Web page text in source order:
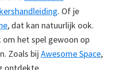
. Of je
, dat kan natuurlijk ook.
het spel gewoon op
Zoals bij Awesome Space,